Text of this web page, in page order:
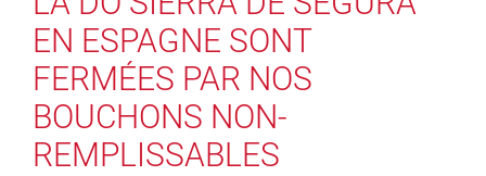
EN ESPAGNE SONT
FERMÉES PAR NOS
BOUCHONS NON-
REMPLISSABLES